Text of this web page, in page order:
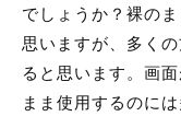
でしょうか？裸の
思いますが、多く
ると思います。画
まま使用するのに